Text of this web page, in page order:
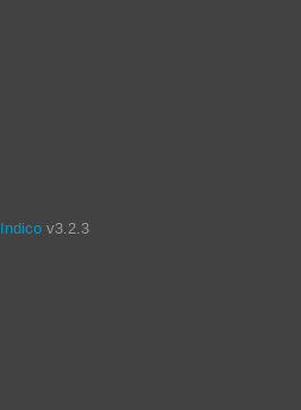
Indico v3.2.3